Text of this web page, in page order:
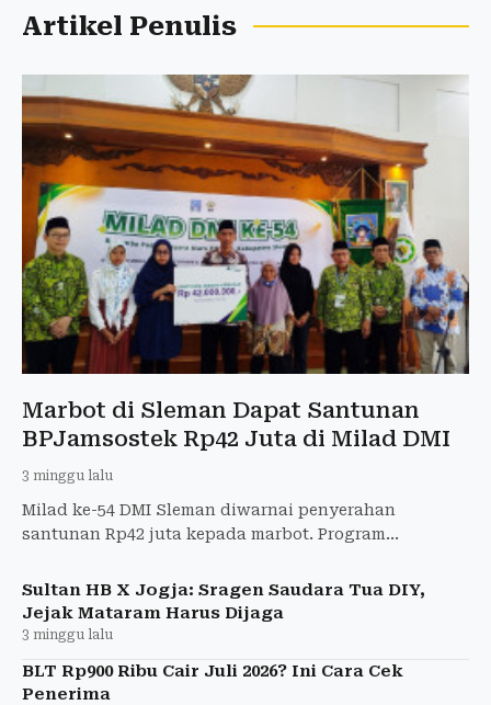
Artikel Penulis
Marbot di Sleman Dapat Santunan
BPJamsostek Rp42 Juta di Milad DMI
3 minggu lalu
Milad ke-54 DMI Sleman diwarnai penyerahan
santunan Rp42 juta kepada marbot. Program
Baznas, BSI, dan Pemkab Slem
Sultan HB X Jogja: Sragen Saudara Tua DIY,
Jejak Mataram Harus Dijaga
3 minggu lalu
BLT Rp900 Ribu Cair Juli 2026? Ini Cara Cek
Penerima